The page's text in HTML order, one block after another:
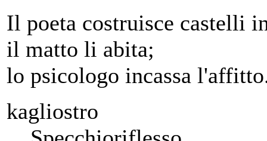
Il poeta costruisce castelli
il matto li abita;
lo psicologo incassa
kagliostro